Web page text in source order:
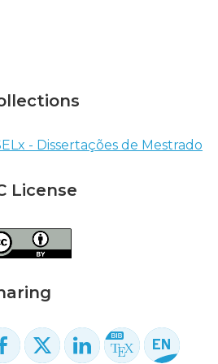
- Dissertações de Mestrado
License